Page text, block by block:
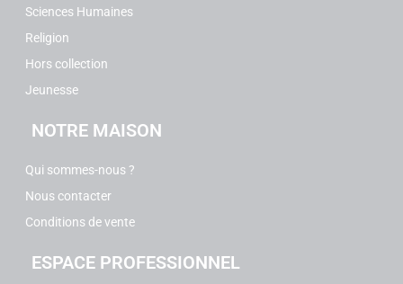
Sciences Humaines
Religion
Hors collection
Jeunesse
NOTRE MAISON
Qui sommes-nous ?
Nous contacter
Conditions de vente
ESPACE PROFESSIONNEL